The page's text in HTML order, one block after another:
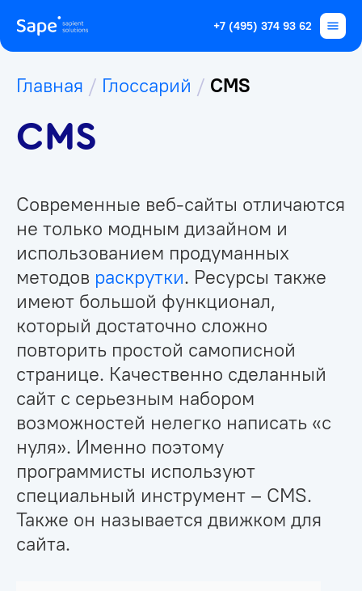
+7 (495) 374 93 62
Главная / Глоссарий / CMS
CMS
Современные веб-сайты отличаются
не только модным дизайном и
использованием продуманных
методов раскрутки. Ресурсы также
имеют большой функционал,
который достаточно сложно
повторить простой самописной
странице. Качественно сделанный
сайт с серьезным набором
возможностей нелегко написать «с
нуля». Именно поэтому
программисты используют
специальный инструмент – CMS.
Также он называется движком для
сайта.